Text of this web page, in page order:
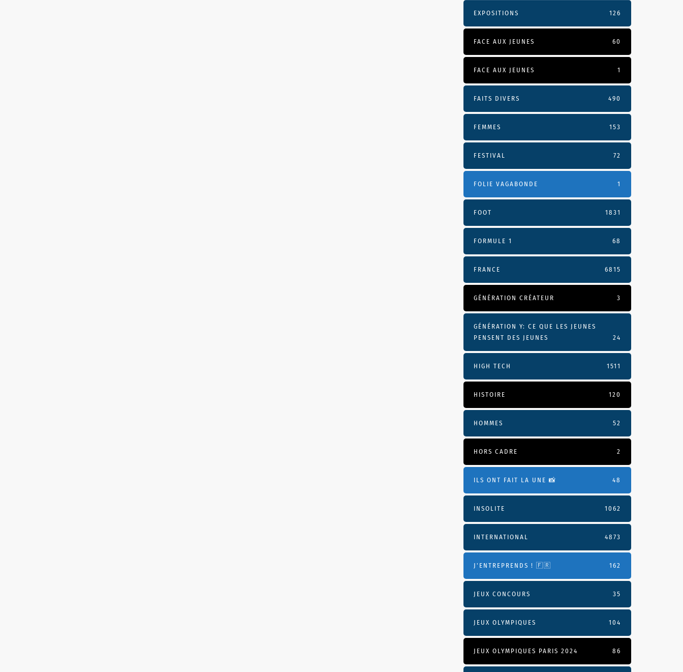
EXPOSITIONS 126
FACE AUX JEUNES 60
FACE AUX JEUNES 1
FAITS DIVERS 490
FEMMES 153
FESTIVAL 72
FOLIE VAGABONDE 1
FOOT 1831
FORMULE 1 68
FRANCE 6815
GÉNÉRATION CRÉATEUR 3
GÉNÉRATION Y: CE QUE LES JEUNES
PENSENT DES JEUNES
24
HIGH TECH 1511
HISTOIRE 120
HOMMES 52
HORS CADRE 2
ILS ONT FAIT LA UNE 📸 48
INSOLITE 1062
INTERNATIONAL 4873
J'ENTREPRENDS ! 🇫🇷 162
JEUX CONCOURS 35
JEUX OLYMPIQUES 104
JEUX OLYMPIQUES PARIS 2024 86